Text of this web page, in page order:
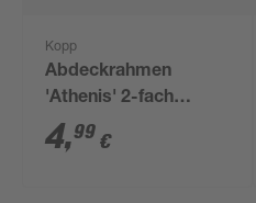
Kopp
Abdeckrahmen
'Athenis' 2-fach
anthrazit
4,99 €